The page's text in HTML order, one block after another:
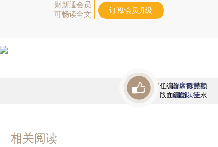
财新通会员
可畅读全文
订阅/会员升级
责任编辑：陈慧颖
版面编辑：王永
首席赞赏官
虚位以待
相关阅读